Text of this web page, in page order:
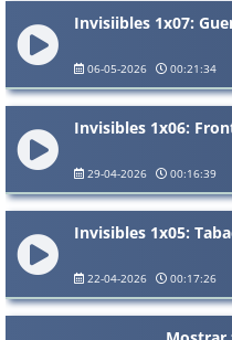
Invisiibles 1x07:
06-05-2026 00:21:34
Invisibles 1x06:
29-04-2026 00:16:39
Invisibles 1x05:
22-04-2026 00:17:26